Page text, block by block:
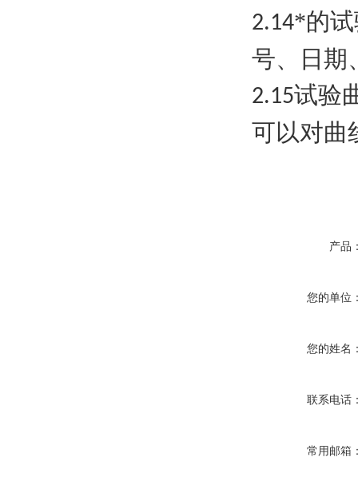
2.14*的
号、日期
2.15试验
可以对曲
产品
您的单位
您的姓名
联系电话
常用邮箱